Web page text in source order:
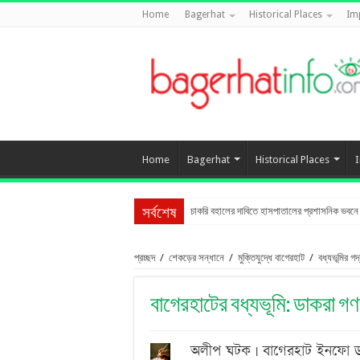
Home Bagerhat Historical Places
Home Bagerhat Historical Places
সর্বশেষ চাকরি বহালের দাবিতে হাসপাতালের প্রশাসনিক
রাখালগাছি বাজারে সোনালী ব্যাংকের নতুন উপশাখা
প্রচ্ছদ / শেকড়ের সন্ধানে / মুক্তিযুদ্ধে বাগেরহাট / বধ্যভূমির
বাগেরহাটের বধ্যভূমি: ডাকরা
অলীপ ঘটক | বাগেরহাট ইনফো